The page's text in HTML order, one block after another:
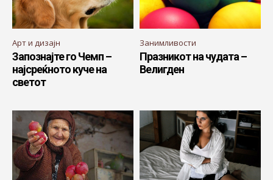
Арт и дизајн
Запознајте го Чемп –
најсреќното куче на
светот
Занимливости
Празникот на чудата –
Велигден